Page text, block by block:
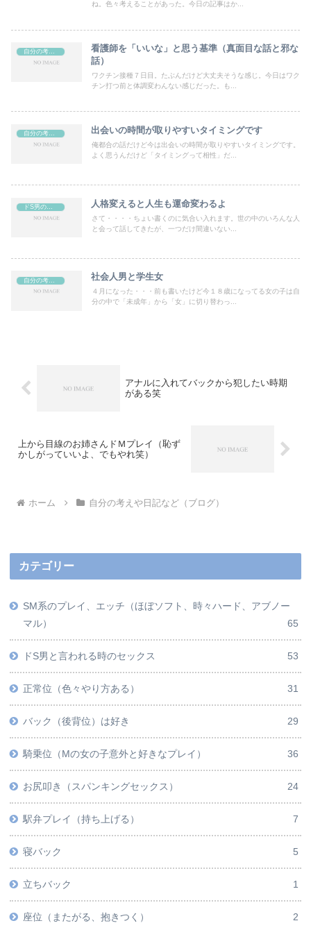
ね。色々考えることがあった。今日の記事はか...
自分の考えや日記など（ブログ）
看護師を「いいな」と思う基準（真面目な話と邪な
話）
ワクチン接種７日目。たぶんだけど大丈夫そうな感じ。今日はワク
チン打つ前と体調変わんない感じだった。も...
自分の考えや日記など（ブログ） 出会いの時間が取りやすいタイミングです
俺都合の話だけど今は出会いの時間が取りやすいタイミングです。
よく思うんだけど「タイミングって相性」だ...
人格変えると人生も運命変わるよ
さて・・・・ちょい書くのに気合い入れます。世の中のいろんな人
と会って話してきたが、一つだけ間違いない...
社会人男と学生女
４月になった・・・前も書いたけど今１８歳になってる女の子は自
分の中で「未成年」から「女」に切り替わっ...
アナルに入れてバックから犯したい時期
がある笑
上から目線のお姉さんドＭプレイ（恥ず
かしがっていいよ、でもやれ笑）
ホーム 自分の考えや日記など（ブログ）
カテゴリー
SM系のプレイ、エッチ（ほぼソフト、時々ハード、アブノー
マル）
65
ドS男と言われる時のセックス 53
正常位（色々やり方ある） 31
バック（後背位）は好き 29
騎乗位（Mの女の子意外と好きなプレイ） 36
お尻叩き（スパンキングセックス） 24
駅弁プレイ（持ち上げる） 7
寝バック 5
立ちバック 1
座位（またがる、抱きつく） 2